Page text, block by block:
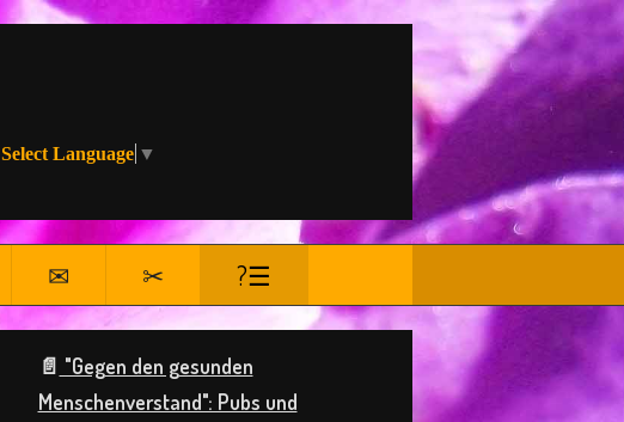
Select Language ▼
✉ ✂ ?☰
📄 "Gegen den gesunden
Menschenverstand": Pubs und